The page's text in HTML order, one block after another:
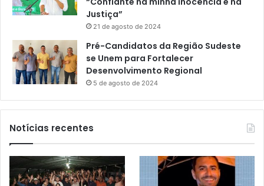
Justiça”
21 de agosto de 2024
Pré-Candidatos da Região Sudeste
se Unem para Fortalecer
Desenvolvimento Regional
5 de agosto de 2024
Notícias recentes